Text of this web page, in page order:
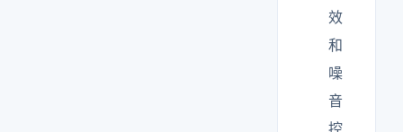
效
和
噪
音
控